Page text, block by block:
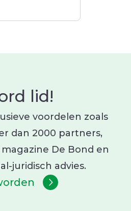
lid!
voordelen zoals
dan 2000 partners,
De Bond en
juridisch advies.